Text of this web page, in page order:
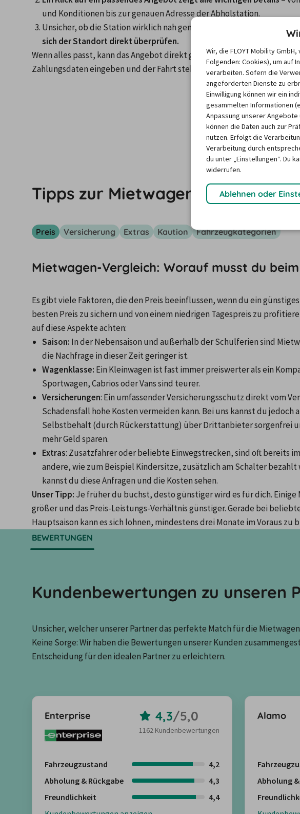
und Konditionen bis zur genauen Adresse der Abholstation.
Unsicher, ob die Station wirklich nah genug ist?
Mit „Auf Karte
sich der Standort direkt überprüfen.
Wenn alles passt, kann das Angebot direkt gebucht werden. Fahrer- und
Zahlungsdaten eingeben und der Fahrt steht nichts mehr im Weg!
Tipps zur Mietwagenbuchung
Preis Versicherung Extras Kaution Fahrzeugkategorien
Mietwagen-Vergleich: Worauf musst du
Es gibt viele Faktoren, die den Preis beeinflussen, wenn du ein
besten Preis zu sichern und von einem niedrigen Tagespreis zu
auf diese Aspekte achten:
Saison: In der Nebensaison und außerhalb der Schulferien sind
die Nachfrage in dieser Zeit geringer ist.
Wagenklasse: Ein Kleinwagen ist fast immer preiswerter als ein
Sportwagen, Cabrios oder Vans sind teurer.
Versicherungen: Ein umfassender Versicherungsschutz direkt vom
Schadensfall hohe Kosten vermeiden kann. Bei uns kannst du jedoch
Selbstbehalt (durch Rückerstattung) über Drittanbieter sorgenfrei
mehr Geld sparen.
Extras: Zusatzfahrer oder beliebte Einwegstrecken, sind oft bereits
andere, wie zum Beispiel Kindersitze, zusätzlich am Schalter
kannst du diese Anfragen und die Kosten sehen.
Unser Tipp: Je früher du buchst, desto günstiger wird es für dich. Einige
größer und das Preis-Leistungs-Verhältnis günstiger. Gerade bei
Hauptsaison kann es sich lohnen, mindestens drei Monate im Voraus zu
BEWERTUNGEN
Kundenbewertungen zu unseren
Unsicher, welcher unserer Partner das perfekte Match für die
Keine Sorge: Wir haben die Bewertungen unserer Kunden
Entscheidung für den idealen Partner zu erleichtern.
Enterprise 4,3/5,0
1162 Kundenbewertungen
Fahrzeugzustand
4,2
Abholung & Rückgabe
4,3
Freundlichkeit
4,4
Alamo
Abholung
Wir, die FLOYT Mobility
Folgenden: Cookies), um auf
verarbeiten. Sofern die
angeforderten Dienste zu
Einwilligung können wir ein
gesammelten Informationen
Anpassung unserer
können die Daten auch zur
nutzen. Erfolgt die
Verarbeitung durch
du unter „Einstellungen“. Du
widerrufen.
Ablehnen oder